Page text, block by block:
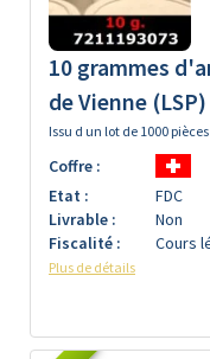
10 grammes
de Vienne (LSP)
Issu d un lot de 1000
Coffre :
Etat :
FDC
Livrable :
Non
Fiscalité :
Cours
Plus de détails